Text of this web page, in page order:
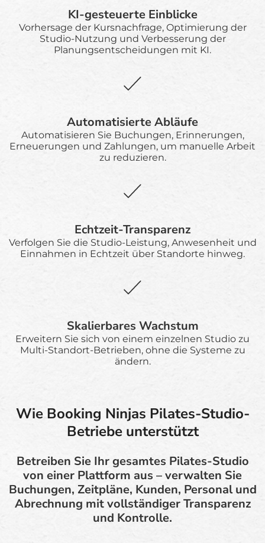
KI-gesteuerte Einblicke
Vorhersage der Kursnachfrage, Optimierung der
Studio-Nutzung und Verbesserung der
Planungsentscheidungen mit KI.
Automatisierte Abläufe
Automatisieren Sie Buchungen, Erinnerungen,
Erneuerungen und Zahlungen, um manuelle Arbeit
zu reduzieren.
Echtzeit-Transparenz
Verfolgen Sie die Studio-Leistung, Anwesenheit und
Einnahmen in Echtzeit über Standorte hinweg.
Skalierbares Wachstum
Erweitern Sie sich von einem einzelnen Studio zu
Multi-Standort-Betrieben, ohne die Systeme zu
ändern.
Wie Booking Ninjas Pilates-Studio-
Betriebe unterstützt
Betreiben Sie Ihr gesamtes Pilates-Studio
von einer Plattform aus – verwalten Sie
Buchungen, Zeitpläne, Kunden, Personal und
Abrechnung mit vollständiger Transparenz
und Kontrolle.